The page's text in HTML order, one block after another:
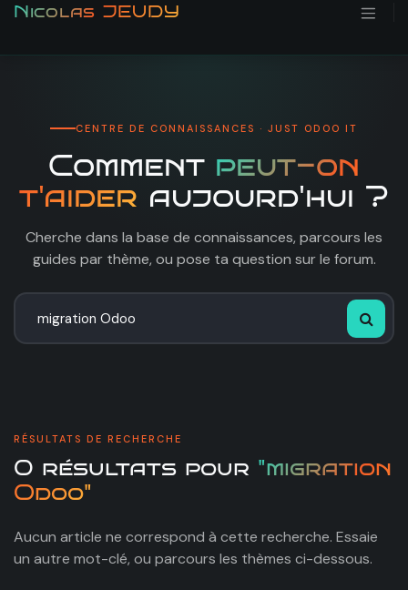
Se rendre au contenu
Nicolas JEUDY
CENTRE DE CONNAISSANCES · JUST ODOO IT
Comment peut-on
t'aider aujourd'hui ?
Cherche dans la base de connaissances, parcours les
guides par thème, ou pose ta question sur le forum.
RÉSULTATS DE RECHERCHE
0 résultats pour "migration
Odoo"
Aucun article ne correspond à cette recherche. Essaie
un autre mot-clé, ou parcours les thèmes ci-dessous.